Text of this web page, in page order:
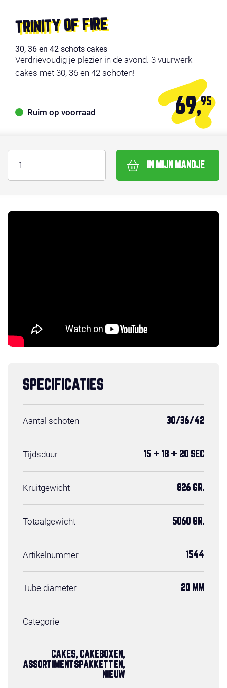
TRINITY OF FIRE
30, 36 en 42 schots cakes
Verdrievoudig je plezier in de avond. 3 vuurwerk
cakes met 30, 36 en 42 schoten!
Ruim op voorraad 69,95
IN MIJN MANDJE
SPECIFICATIES
Aantal schoten 30/36/42
Tijdsduur 15 + 18 + 20 SEC
Kruitgewicht 826 GR.
Totaalgewicht 5060 GR.
Artikelnummer 1544
Tube diameter 20 MM
Categorie
CAKES, CAKEBOXEN,
ASSORTIMENTSPAKKETTEN,
NIEUW